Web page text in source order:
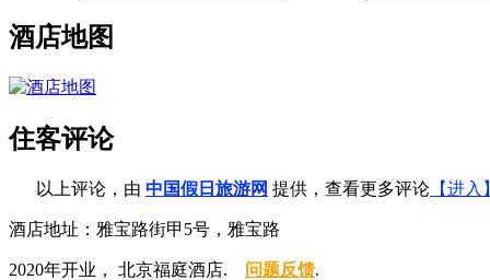
酒店地图
住客评论
以上评论，由 中国假日旅游网 提供，查看更多评论 【进入
酒店地址：雅宝路街甲5号，雅宝路
2020年开业， 北京福庭酒店. 问题反馈.